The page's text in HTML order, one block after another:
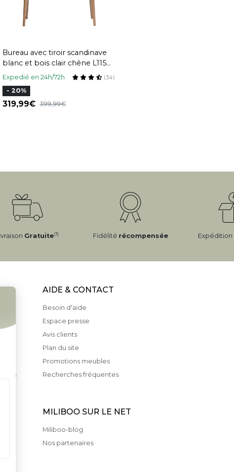
Bureau avec tiroir scandinave
blanc et bois clair chêne L115
cm TOTEM
Expedié en 24h/72h (34)
- 20%
319,99 399,99
Gratuite(1) Fidélité récompensée Expédition
AIDE & CONTACT
Besoin d'aide
Espace presse
Avis clients
Plan du site
Promotions meubles
Recherches fréquentes
MILIBOO SUR LE NET
Miliboo-blog
Nos partenaires